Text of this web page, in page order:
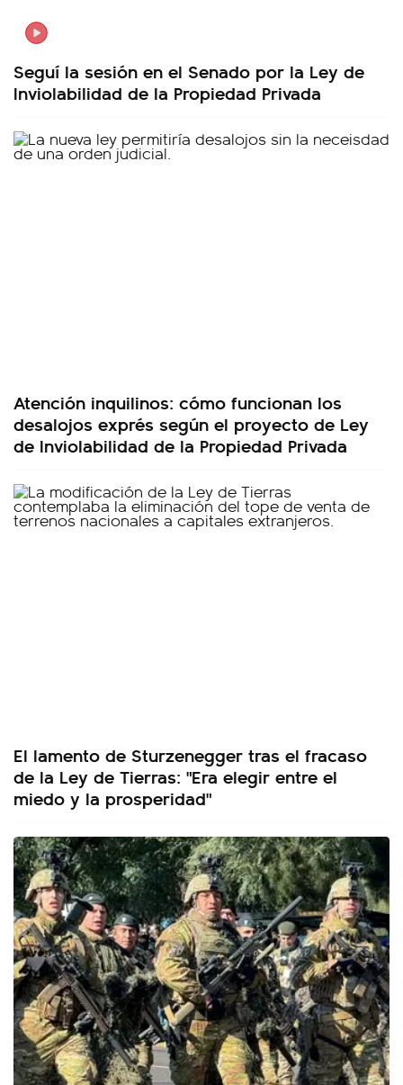
Seguí la sesión en el Senado por la Ley de
Inviolabilidad de la Propiedad Privada
Atención inquilinos: cómo funcionan los
desalojos exprés según el proyecto de Ley
de Inviolabilidad de la Propiedad Privada
El lamento de Sturzenegger tras el fracaso
de la Ley de Tierras: "Era elegir entre el
miedo y la prosperidad"